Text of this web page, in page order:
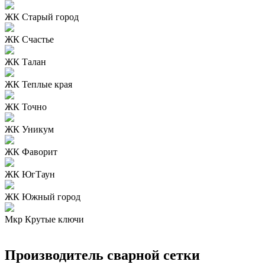
ЖК Старый город
ЖК Счастье
ЖК Талан
ЖК Теплые края
ЖК Точно
ЖК Уникум
ЖК Фаворит
ЖК ЮгТаун
ЖК Южный город
Мкр Крутые ключи
Производитель сварной сетки